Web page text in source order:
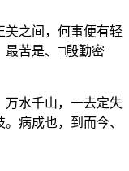
美之间，何事便有轻
最苦是、□殷勤密
万水千山，一去定失
病成也，到而今、